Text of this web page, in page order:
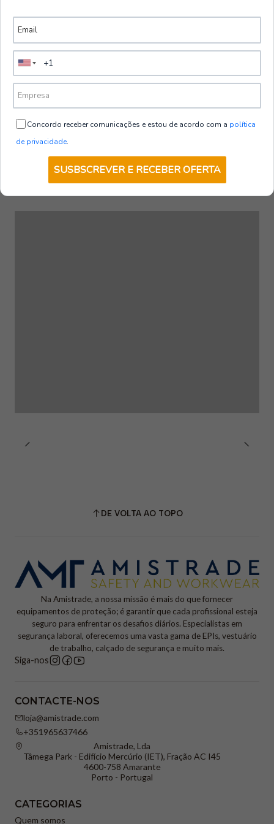
a 80 € + IVA, exceto
ilhas.
Visto recentemente
DE VOLTA AO TOPO
Na Amistrade, a nossa missão é mais do que fornecer
equipamentos de proteção; é garantir que cada profissional esteja
seguro para enfrentar os desafios diários. Especialistas em
segurança laboral, oferecemos uma vasta gama de EPIs, vestuário
de trabalho, calçado de segurança e muito mais.
Siga-nos
CONTACTE-NOS
loja@amistrade.com
+351965637466
Amistrade, Lda
Tâmega Park - Edifício Mercúrio (IET), Fração AC I45
4600-758 Amarante
Porto - Portugal
CATEGORIAS
Quem somos
Concordo receber comunicações e estou de acordo com a política
de privacidade.
SUSBSCREVER E RECEBER OFERTA